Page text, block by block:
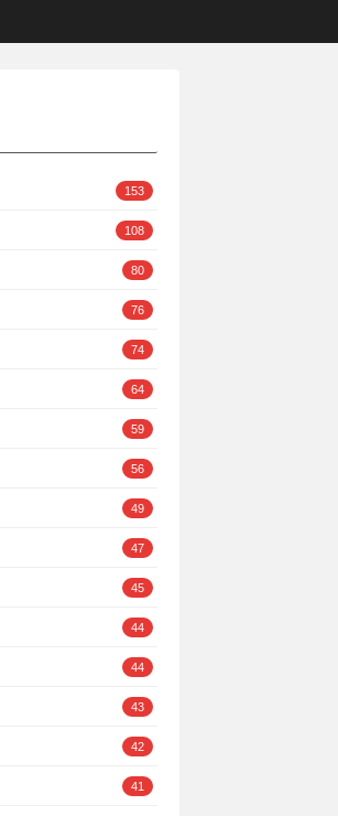
153
108
80
76
74
64
59
56
49
47
45
44
44
43
42
41